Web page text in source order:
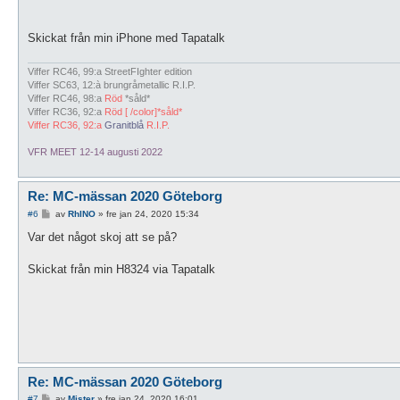
Skickat från min iPhone med Tapatalk
Viffer RC46, 99:a StreetFIghter edition
Viffer SC63, 12:à brungråmetallic R.I.P.
Viffer RC46, 98:a Röd *såld*
Viffer RC36, 92:a Röd [ /color]*såld*
Viffer RC36, 92:a Granitblå R.I.P.
VFR MEET 12-14 augusti 2022
Re: MC-mässan 2020 Göteborg
#6
l
g
av RhINO» fre jan 24, 2020 15:34
Var det något skoj att se på?
Skickat från min H8324 via Tapatalk
Re: MC-mässan 2020 Göteborg